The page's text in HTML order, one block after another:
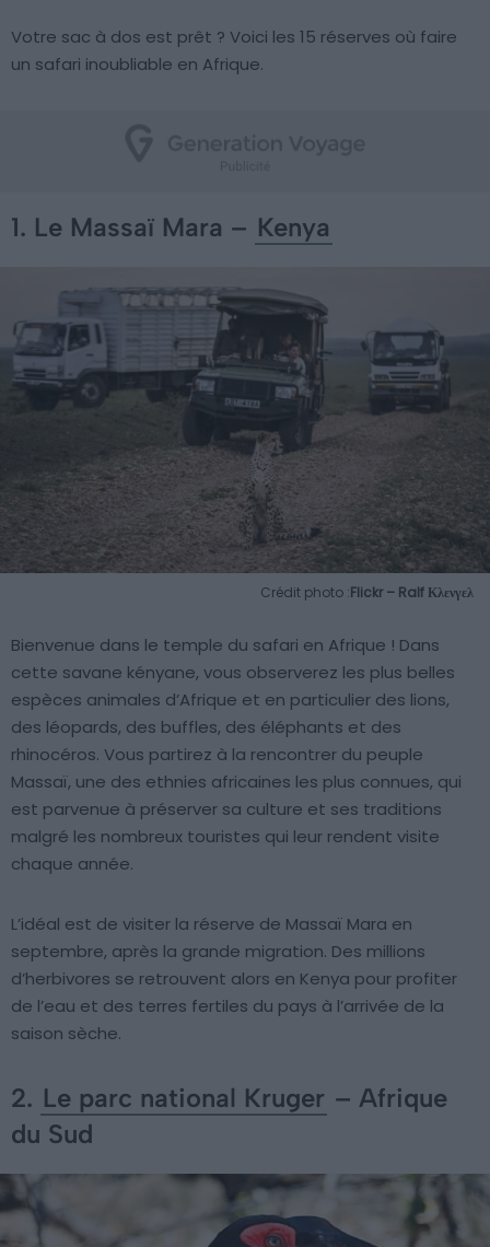
Votre sac à dos est prêt ? Voici les 15 réserves où faire
un safari inoubliable en Afrique.
1. Le Massaï Mara – Kenya
Crédit photo :Flickr – Ralf Κλενγελ
Bienvenue dans le temple du safari en Afrique ! Dans
cette savane kényane, vous observerez les plus belles
espèces animales d’Afrique et en particulier des lions,
des léopards, des buffles, des éléphants et des
rhinocéros. Vous partirez à la rencontrer du peuple
Massaï, une des ethnies africaines les plus connues, qui
est parvenue à préserver sa culture et ses traditions
malgré les nombreux touristes qui leur rendent visite
chaque année.
L’idéal est de visiter la réserve de Massaï Mara en
septembre, après la grande migration. Des millions
d’herbivores se retrouvent alors en Kenya pour profiter
de l’eau et des terres fertiles du pays à l’arrivée de la
saison sèche.
2. Le parc national Kruger – Afrique
du Sud